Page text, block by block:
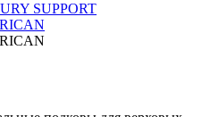
SUPPORT